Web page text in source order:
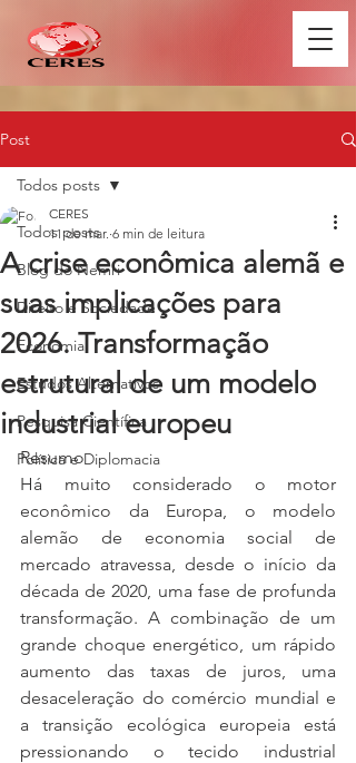
Post
Todos posts
Blog do Nemri
Direito e Sociedade
Economia
Estudos Alternativos
Pesquisa Científica
Política e Diplomacia
Todos posts
A crise econômica alemã e
suas implicações para
2026. Transformação
estrutural de um modelo
industrial europeu
CERES
11 de mar. 6 min de leitura
Resumo
Há muito considerado o motor
econômico da Europa, o modelo
alemão de economia social de
mercado atravessa, desde o início da
década de 2020, uma fase de profunda
transformação. A combinação de um
grande choque energético, um rápido
aumento das taxas de juros, uma
desaceleração do comércio mundial e
a transição ecológica europeia está
pressionando o tecido industrial